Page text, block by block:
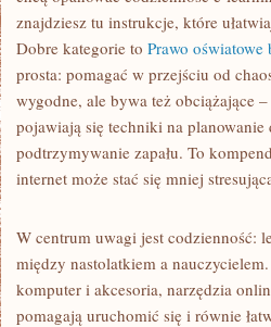
znajdziesz tu instrukcje, które
Dobre kategorie to Prawo oświatowe
prosta: pomagać w przejściu od
wygodne, ale bywa też obciążające
pojawiają się techniki na
podtrzymywanie zapału. To
internet może stać się mniej
W centrum uwagi jest codzienność:
między nastolatkiem a
komputer i akcesoria, narzędzia
pomagają uruchomić się i równie